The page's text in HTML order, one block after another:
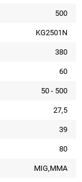
500
KG2501N
380
60
50 - 500
27,5
39
80
MIG,MMA